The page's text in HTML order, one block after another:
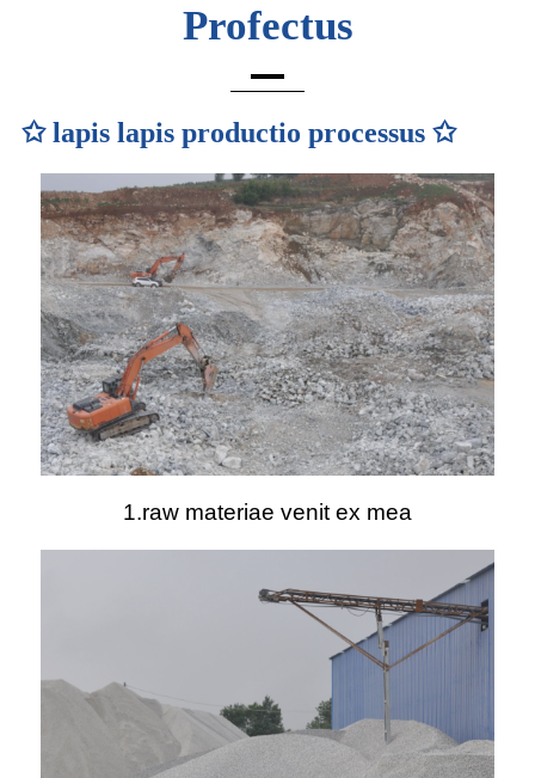
Profectus
✩ lapis lapis productio processus ✩
1.raw materiae venit ex mea